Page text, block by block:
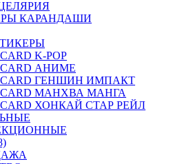
КАРАНДАШИ
K-POP
АНИМЕ
CARD ГЕНШИН ИМПАКТ
МАНХВА МАНГА
ХОНКАЙ СТАР РЕЙЛ